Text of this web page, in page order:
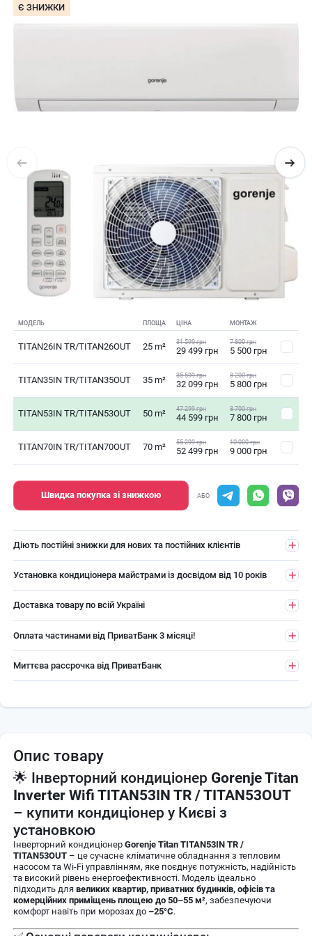
Є ЗНИЖКИ
МОДЕЛЬ ПЛОЩА ЦІНА МОНТАЖ
TITAN26IN TR/TITAN26OUT 25 m² 31 599 грн
29 499 грн
7 800 грн
5 500 грн
TITAN35IN TR/TITAN35OUT 35 m² 35 599 грн
32 099 грн
8 200 грн
5 800 грн
TITAN53IN TR/TITAN53OUT 50 m² 47 299 грн
44 599 грн
8 700 грн
7 800 грн
TITAN70IN TR/TITAN70OUT 70 m² 55 299 грн
52 499 грн
10 000 грн
9 000 грн
Швидка покупка зі знижкою АБО
Діють постійні знижки для нових та постійних клієнтів
Установка кондиціонера майстрами із досвідом від 10 років
Доставка товару по всій Україні
Оплата частинами від ПриватБанк 3 місяці!
Миттєва рассрочка від ПриватБанк
Опис товару
🌟 Інверторний кондиціонер Gorenje Titan
Inverter Wifi TITAN53IN TR / TITAN53OUT
– купити кондиціонер у Києві з
установкою
Інверторний кондиціонер Gorenje Titan TITAN53IN TR /
TITAN53OUT– це сучасне кліматичне обладнання з тепловим
насосом та Wi-Fi управлінням, яке поєднує потужність, надійність
та високий рівень енергоефективності. Модель ідеально
підходить для великих квартир, приватних будинків, офісів та
комерційних приміщень площею до 50–55 м², забезпечуючи
комфорт навіть при морозах до –25°C.